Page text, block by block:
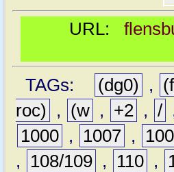
URL:
TAGs: (dg0) ,
roc)
, (w , +2 , /
1000 , 1007 ,
,
108/109 , 110 ,